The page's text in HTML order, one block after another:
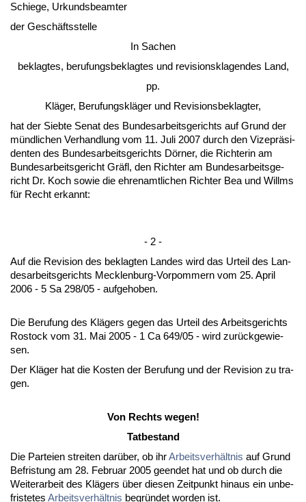
Schie­ge, Ur­kunds­be­am­ter
der Geschäfts­stel­le
In Sa­chen
be­klag­tes, be­ru­fungs­be­klag­tes und re­vi­si­ons­kla­gen­des Land,
pp.
Kläger, Be­ru­fungskläger und Re­vi­si­ons­be­klag­ter,
hat der Sieb­te Se­nat des Bun­des­ar­beits­ge­richts auf Grund der
münd­li­chen Ver­hand­lung vom 11. Ju­li 2007 durch den Vi­ze­präsi­
den­ten des Bun­des­ar­beits­ge­richts Dörner, die Rich­te­rin am
Bun­des­ar­beits­ge­richt Gräfl, den Rich­ter am Bun­des­ar­beits­ge­
richt Dr. Koch so­wie die eh­ren­amt­li­chen Rich­ter Bea und Will­ms
für Recht er­kannt:
- 2 -
Auf die Re­vi­si­on des be­klag­ten Lan­des wird das Ur­teil des Lan­
des­ar­beits­ge­richts Meck­len­burg-Vor­pom­mern vom 25. April
2006 - 5 Sa 298/05 - auf­ge­ho­ben.
Die Be­ru­fung des Klägers ge­gen das Ur­teil des Ar­beits­ge­richts
Ros­tock vom 31. Mai 2005 - 1 Ca 649/05 - wird zurück­ge­wie­
sen.
Der Kläger hat die Kos­ten der Be­ru­fung und der Re­vi­si­on zu tra­
gen.
Von Rechts we­gen!
Tat­be­stand
Die Par­tei­en strei­ten darüber, ob ihrAr­beits­verhält­nis auf Grund
Be­fris­tung am 28. Fe­bru­ar 2005 ge­en­det hat und ob durch die
Wei­ter­ar­beit des Klägers über die­sen Zeit­punkt hin­aus ein un­be­
fris­te­tes Ar­beits­verhält­nis be­gründet wor­den ist.